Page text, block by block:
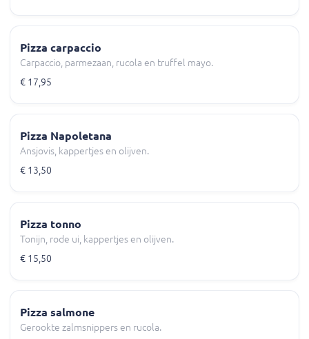
Pizza carpaccio
Carpaccio, parmezaan, rucola en truffel mayo.
€ 17,95
Pizza Napoletana
Ansjovis, kappertjes en olijven.
€ 13,50
Pizza tonno
Tonijn, rode ui, kappertjes en olijven.
€ 15,50
Pizza salmone
Gerookte zalmsnippers en rucola.